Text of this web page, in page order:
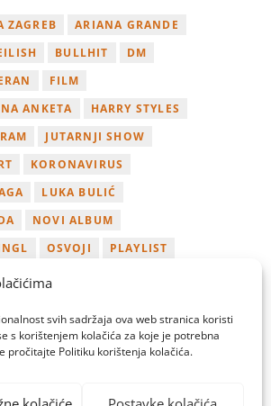
svih sadržaja ova web stranica koristi
s korištenjem kolačića za koje je potrebna
pročitajte Politiku korištenja kolačića.
ZAGREB
ARIANA GRANDE
BULLHIT
DM
FILM
ANKETA
HARRY STYLES
JUTARNJI SHOW
KORONAVIRUS
LUKA BULIĆ
NOVI ALBUM
OSVOJI
PLAYLIST
LOOS